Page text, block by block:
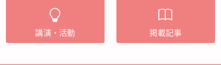
講演・活動 掲載記事